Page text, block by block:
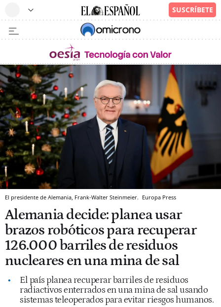
El presidente de Alemania, Frank-Walter Steinmeier. Europa Press
Alemania decide: planea usar
brazos robóticos para recuperar
126.000 barriles de residuos
nucleares en una mina de sal
El país planea recuperar barriles de residuos
radiactivos enterrados en una mina de sal usando
sistemas teleoperados para evitar riesgos humanos.